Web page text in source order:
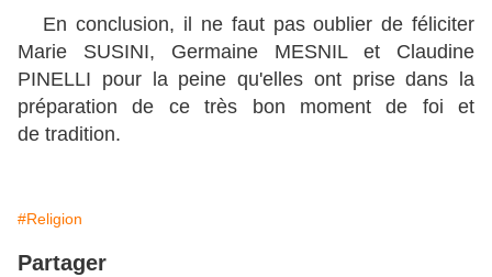
En conclusion, il ne faut pas oublier de féliciter
Marie SUSINI, Germaine MESNIL et Claudine
PINELLI pour la peine qu'elles ont prise dans la
préparation de ce très bon moment de foi et
de tradition.
#Religion
Partager